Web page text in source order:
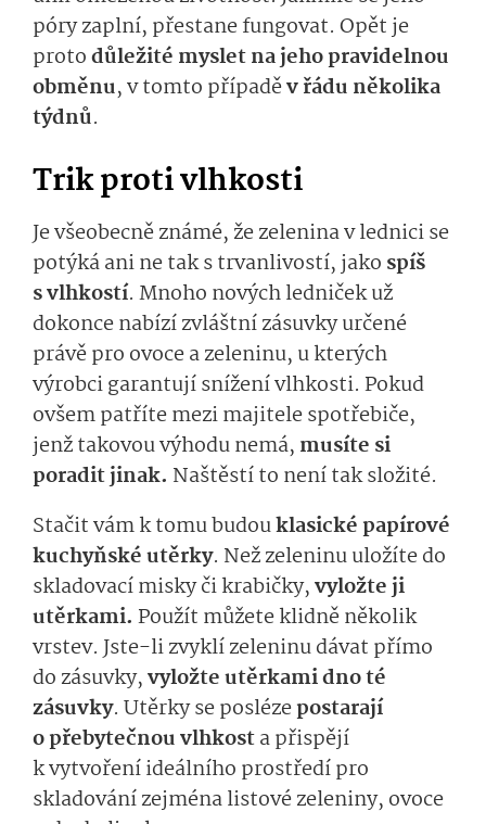
póry zaplní, přestane fungovat. Opět je
protodůležité myslet na jeho pravidelnou
obměnu, v tomto případěv řádu několika
týdnů.
Trik proti vlhkosti
Je všeobecně známé, že zelenina v lednici se
potýká ani ne tak s trvanlivostí, jako spíš
s vlhkostí. Mnoho nových ledniček už
dokonce nabízí zvláštní zásuvky určené
právě pro ovoce a zeleninu, u kterých
výrobci garantují snížení vlhkosti. Pokud
ovšem patříte mezi majitele spotřebiče,
jenž takovou výhodu nemá, musíte si
poradit jinak. Naštěstí to není tak složité.
Stačit vám k tomu budouklasické papírové
kuchyňské utěrky. Než zeleninu uložíte do
skladovací misky či krabičky,vyložte ji
utěrkami. Použít můžete klidně několik
vrstev. Jste-li zvyklí zeleninu dávat přímo
do zásuvky,vyložte utěrkami dno té
zásuvky. Utěrky se poslézepostarají
o přebytečnou vlhkosta přispějí
k vytvoření ideálního prostředí pro
skladování zejména listové zeleniny, ovoce